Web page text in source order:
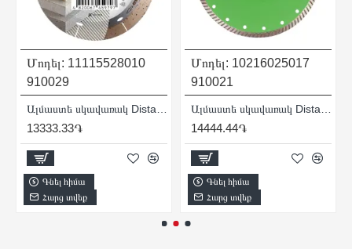
Մոդել: 11115528010
910029
13333.33֏
Գնել հիմա
Հարց տվեք
Մոդել: 10216025017
910021
14444.44֏
Գնել հիմա
Հարց տվեք